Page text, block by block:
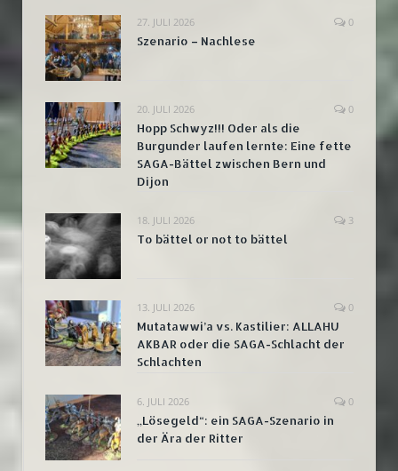
27. JULI 2026 0
Szenario – Nachlese
20. JULI 2026 0
Hopp Schwyz!!! Oder als die
Burgunder laufen lernte: Eine fette
SAGA-Bättel zwischen Bern und
Dijon
18. JULI 2026 3
To bättel or not to bättel
13. JULI 2026 0
Mutatawwi’a vs. Kastilier: ALLAHU
AKBAR oder die SAGA-Schlacht der
Schlachten
6. JULI 2026 0
„Lösegeld“: ein SAGA-Szenario in
der Ära der Ritter